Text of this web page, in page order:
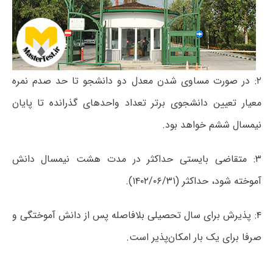
۲: در صورت مساوی شدن معدل دو دانشجو تا حد صدم نمره
معیار تعیین دانشجوی برتر تعداد واحد‌های گذرانده تا پایان
نیمسال ششم خواهد بود.
۳: متقاضی بایستی حداکثر در مدت هشت نیمسال دانش
آموخته شود، حداکثر (۱۴۰۲/۰۶/۳۱).
۴: پذیرش برای سال تحصیلی بلافاصله پس از دانش آموختگی و
صرفا برای یک بار امکان‌پذیر است.